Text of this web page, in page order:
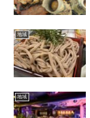
地域
地域